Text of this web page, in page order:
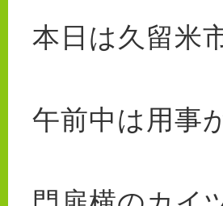
本日は久留米
午前中は用事